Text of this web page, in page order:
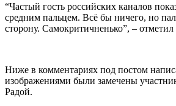
“Частый гость российских каналов
средним пальцем. Всё бы ничего, но
сторону. Самокритичненько”, –
Ниже в комментариях под постом
изображениями были замечены
Радой.